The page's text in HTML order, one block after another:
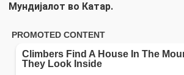
Мундијалот во Катар.